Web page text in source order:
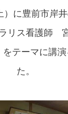
に豊前市岸井
ラリス看護師
をテーマに講
た。